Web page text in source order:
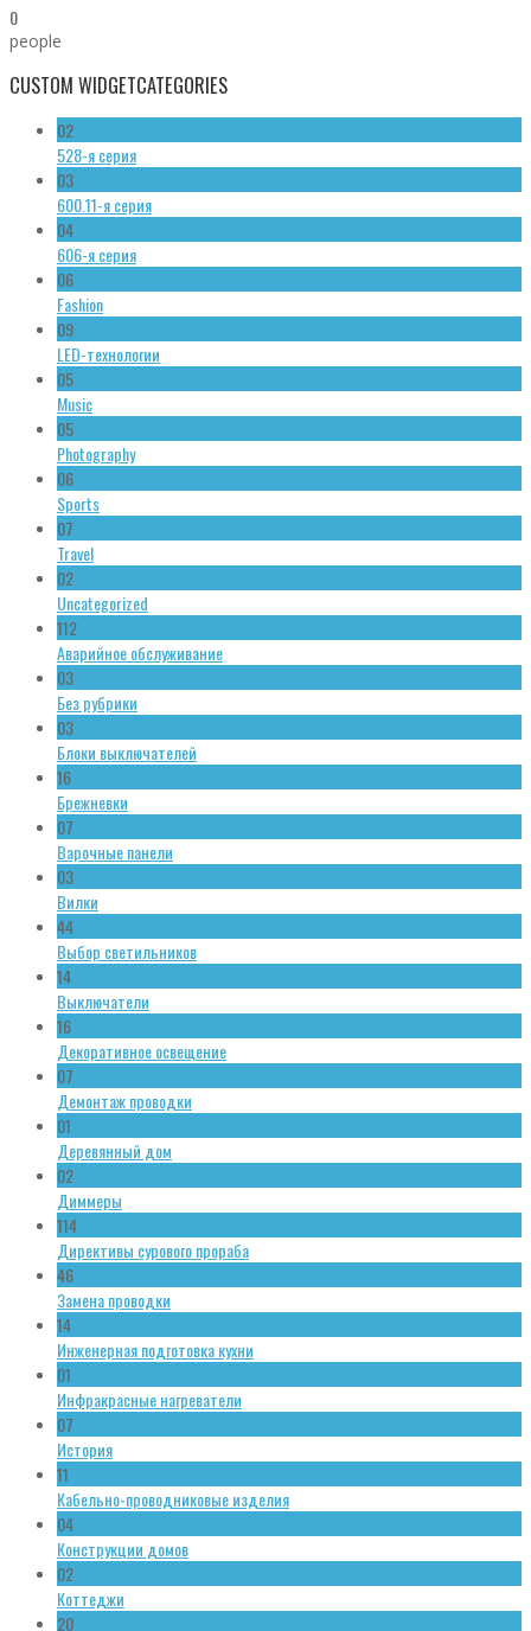
0
people
CUSTOM WIDGETCATEGORIES
02
528-я серия
03
600.11-я серия
04
606-я серия
06
Fashion
09
LED-технологии
05
Music
05
Photography
06
Sports
07
Travel
02
Uncategorized
112
Аварийное обслуживание
03
Без рубрики
03
Блоки выключателей
16
Брежневки
07
Варочные панели
03
Вилки
44
Выбор светильников
14
Выключатели
16
Декоративное освещение
07
Демонтаж проводки
01
Деревянный дом
02
Диммеры
114
Директивы сурового прораба
46
Замена проводки
14
Инженерная подготовка кухни
01
Инфракрасные нагреватели
07
История
11
Кабельно-проводниковые изделия
04
Конструкции домов
02
Коттеджи
20